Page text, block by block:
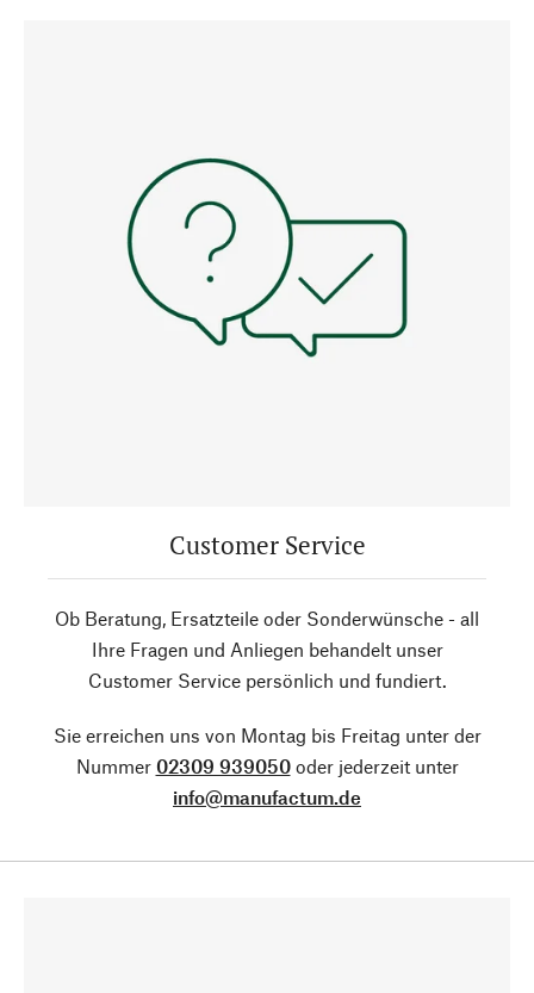
Customer Service
Ob Beratung, Ersatzteile oder Sonderwünsche - all
Ihre Fragen und Anliegen behandelt unser
Customer Service persönlich und fundiert.
Sie erreichen uns von Montag bis Freitag unter der
Nummer 02309 939050oder jederzeit unter
info@manufactum.de